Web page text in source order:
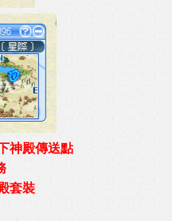
神殿傳送點
套裝